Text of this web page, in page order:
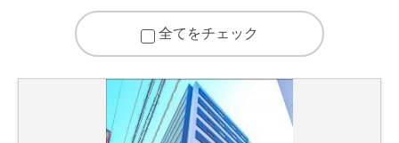
全てをチェック